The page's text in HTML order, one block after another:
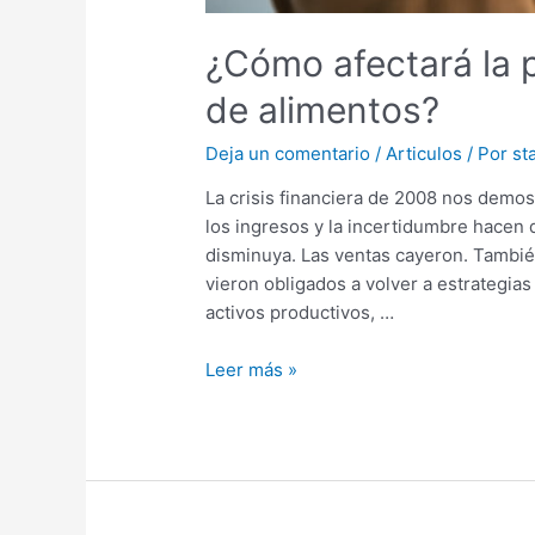
¿Cómo afectará la
de alimentos?
Deja un comentario / Articulos / Por
La crisis financiera de 2008 nos
los ingresos y la incertidumbre hacen
disminuya. Las ventas cayeron.
vieron obligados a volver a
activos productivos, …
Leer más »